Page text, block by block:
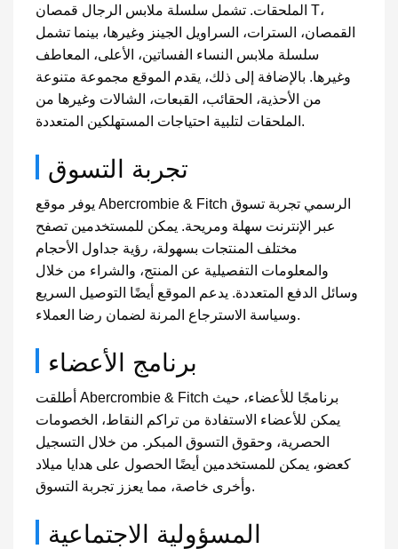
الملحقات. تشمل سلسلة ملابس الرجال قمصان T،
القمصان، السترات، السراويل الجينز وغيرها، بينما تشمل
سلسلة ملابس النساء الفساتين، الأعلى، المعاطف
وغيرها. بالإضافة إلى ذلك، يقدم الموقع مجموعة متنوعة
من الأحذية، الحقائب، القبعات، الشالات وغيرها من
الملحقات لتلبية احتياجات المستهلكين المتعددة.
تجربة التسوق
يوفر موقع Abercrombie & Fitch الرسمي تجربة تسوق
عبر الإنترنت سهلة ومريحة. يمكن للمستخدمين تصفح
مختلف المنتجات بسهولة، رؤية جداول الأحجام
والمعلومات التفصيلية عن المنتج، والشراء من خلال
وسائل الدفع المتعددة. يدعم الموقع أيضًا التوصيل السريع
وسياسة الاسترجاع المرنة لضمان رضا العملاء.
برنامج الأعضاء
أطلقت Abercrombie & Fitch برنامجًا للأعضاء، حيث
يمكن للأعضاء الاستفادة من تراكم النقاط، الخصومات
الحصرية، وحقوق التسوق المبكر. من خلال التسجيل
كعضو، يمكن للمستخدمين أيضًا الحصول على هدايا ميلاد
وأخرى خاصة، مما يعزز تجربة التسوق.
المسؤولية الاجتماعية